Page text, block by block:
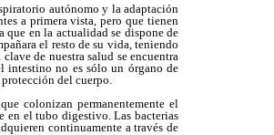
autónomo y la adaptación
a primera vista, pero que tienen
que en la actualidad se dispone de
el resto de su vida, teniendo
de nuestra salud se encuentra
intestino no es sólo un órgano de
del cuerpo.
colonizan permanentemente el
en el tubo digestivo. Las bacterias
continuamente a través de